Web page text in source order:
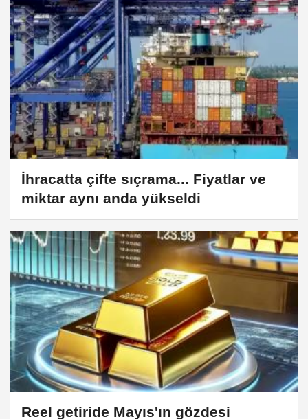
İhracatta çifte sıçrama... Fiyatlar ve
miktar aynı anda yükseldi
Reel getiride Mayıs'ın gözdesi